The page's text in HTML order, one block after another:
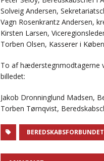
Solveig Andersen,
Vagn Rosenkrantz Andersen,
Kirsten Larsen,
Torben Olsen, Kasserer i
To af hæderstegnmodtagerne
billedet:
Jakob Dronninglund Madsen,
Torben Tørnqvist,
BEREDSKABSFORBUNDET